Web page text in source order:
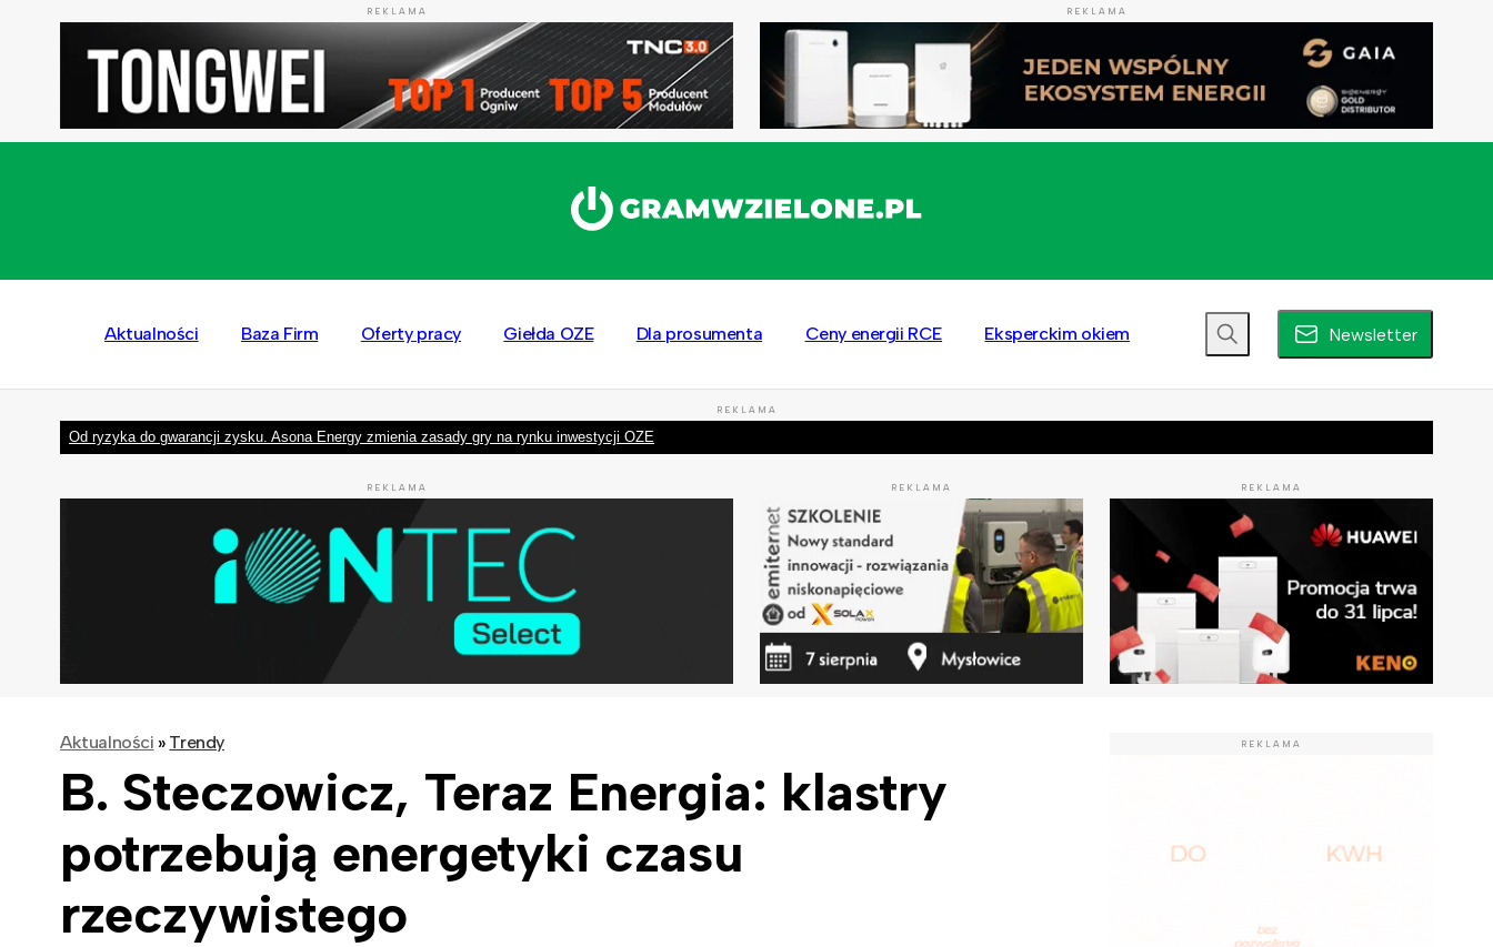
REKLAMA REKLAMA
Aktualności Baza Firm Oferty pracy Giełda OZE Dla prosumenta Ceny energii RCE Eksperckim okiem Newsletter
REKLAMA
Od ryzyka do gwarancji zysku. Asona Energy zmienia zasady gry na rynku inwestycji OZE
REKLAMA REKLAMA REKLAMA
Aktualności » Trendy
B. Steczowicz, Teraz Energia: klastry
potrzebują energetyki czasu
rzeczywistego
REKLAMA